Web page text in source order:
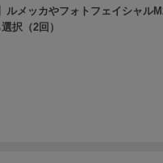
ルメッカやフォトフェイシャル
択（2回）